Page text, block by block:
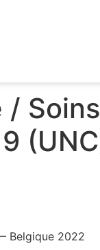
/ Soins
Belgique 2022